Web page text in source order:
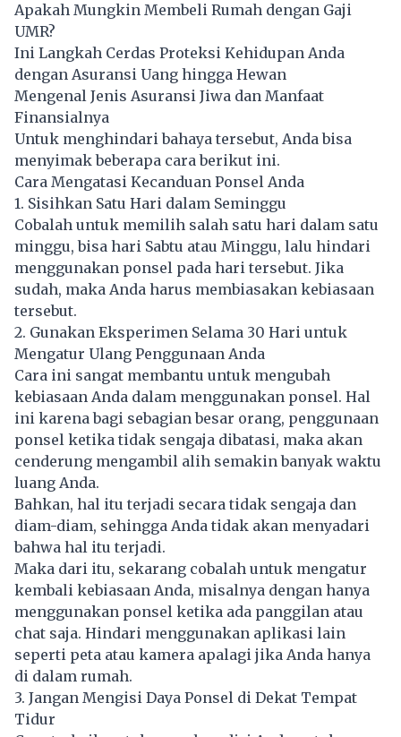
Apakah Mungkin Membeli Rumah dengan Gaji
UMR?
Ini Langkah Cerdas Proteksi Kehidupan Anda
dengan Asuransi Uang hingga Hewan
Mengenal Jenis Asuransi Jiwa dan Manfaat
Finansialnya
Untuk menghindari bahaya tersebut, Anda bisa
menyimak beberapa cara berikut ini.
Cara Mengatasi Kecanduan Ponsel Anda
1. Sisihkan Satu Hari dalam Seminggu
Cobalah untuk memilih salah satu hari dalam satu
minggu, bisa hari Sabtu atau Minggu, lalu hindari
menggunakan ponsel pada hari tersebut. Jika
sudah, maka Anda harus membiasakan kebiasaan
tersebut.
2. Gunakan Eksperimen Selama 30 Hari untuk
Mengatur Ulang Penggunaan Anda
Cara ini sangat membantu untuk mengubah
kebiasaan Anda dalam menggunakan ponsel. Hal
ini karena bagi sebagian besar orang, penggunaan
ponsel ketika tidak sengaja dibatasi, maka akan
cenderung mengambil alih semakin banyak waktu
luang Anda.
Bahkan, hal itu terjadi secara tidak sengaja dan
diam-diam, sehingga Anda tidak akan menyadari
bahwa hal itu terjadi.
Maka dari itu, sekarang cobalah untuk mengatur
kembali kebiasaan Anda, misalnya dengan hanya
menggunakan ponsel ketika ada panggilan atau
chat saja. Hindari menggunakan aplikasi lain
seperti peta atau kamera apalagi jika Anda hanya
di dalam rumah.
3. Jangan Mengisi Daya Ponsel di Dekat Tempat
Tidur